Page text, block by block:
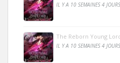
IL Y A 10 SEMAINES 4
The Reborn Young
IL Y A 10 SEMAINES 4